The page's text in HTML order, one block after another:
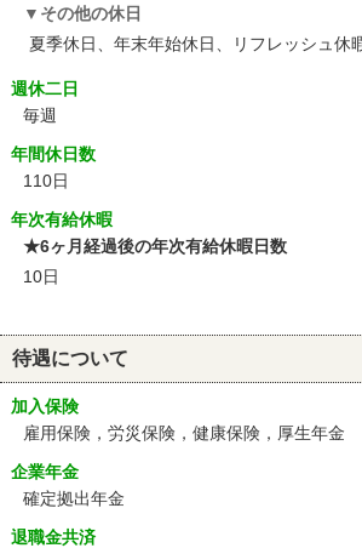
その他の休日
夏季休日、年末年始休日、リフレッシュ休
週休二日
毎週
年間休日数
110日
年次有給休暇
★6ヶ月経過後の年次有給休暇日数
10日
待遇について
加入保険
雇用保険，労災保険，健康保険，厚生年金
企業年金
確定拠出年金
退職金共済